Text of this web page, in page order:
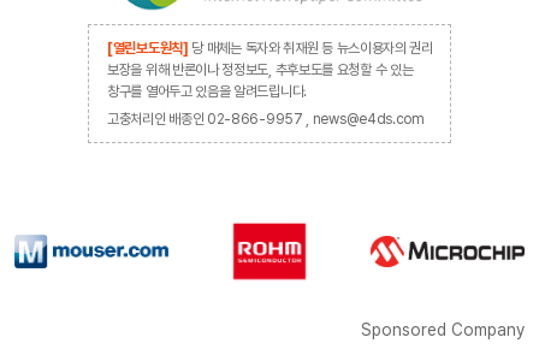
[열린보도원칙] 당 매체는 독자와 취재원 등 뉴스이용자의 권리
보장을 위해 반론이나 정정보도, 추후보도를 요청할 수 있는
창구를 열어두고 있음을 알려드립니다.
고충처리인 배종인 02-866-9957 , news@e4ds.com
Sponsored Company